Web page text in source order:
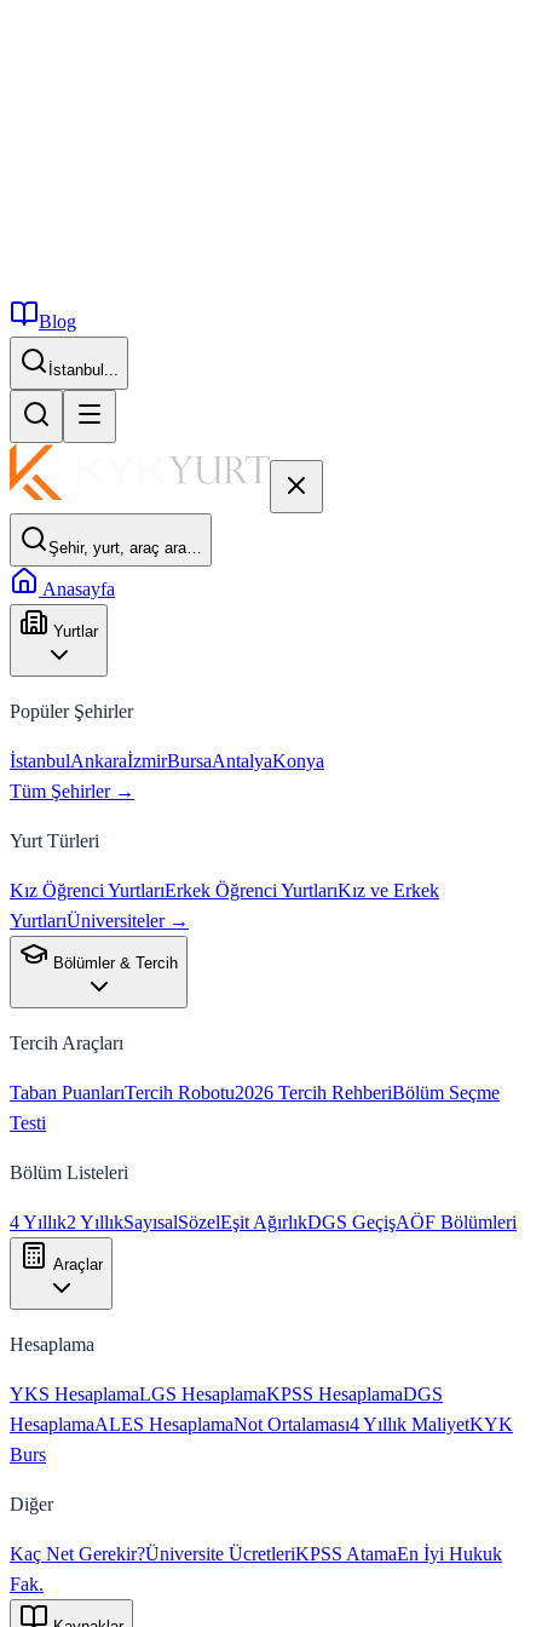
Blog
İstanbul...
Şehir, yurt, araç ara…
Anasayfa
Yurtlar
Popüler Şehirler
İstanbulAnkaraİzmirBursaAntalyaKonya
Tüm Şehirler →
Yurt Türleri
Kız Öğrenci YurtlarıErkek Öğrenci YurtlarıKız ve Erkek
YurtlarıÜniversiteler →
Bölümler & Tercih
Tercih Araçları
Taban PuanlarıTercih Robotu2026 Tercih RehberiBölüm Seçme
Testi
Bölüm Listeleri
4 Yıllık2 YıllıkSayısalSözelEşit AğırlıkDGS GeçişAÖF Bölümleri
Araçlar
Hesaplama
YKS HesaplamaLGS HesaplamaKPSS HesaplamaDGS
HesaplamaALES HesaplamaNot Ortalaması4 Yıllık MaliyetKYK
Burs
Diğer
Kaç Net Gerekir?Üniversite ÜcretleriKPSS AtamaEn İyi Hukuk
Fak.